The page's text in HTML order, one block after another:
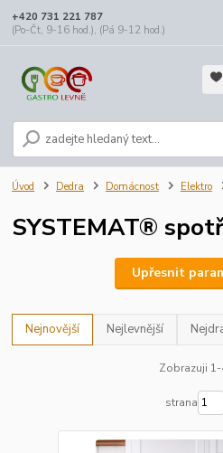
+420 731 221 787
(Po-Čt, 9-16 hod.), (Pá 9-12 hod.)
Úvod Dedra Domácnost Elektro
SYSTEMAT®
Upřesnit
Nejnovější Nejlevnější
Zobrazuji 1-
strana